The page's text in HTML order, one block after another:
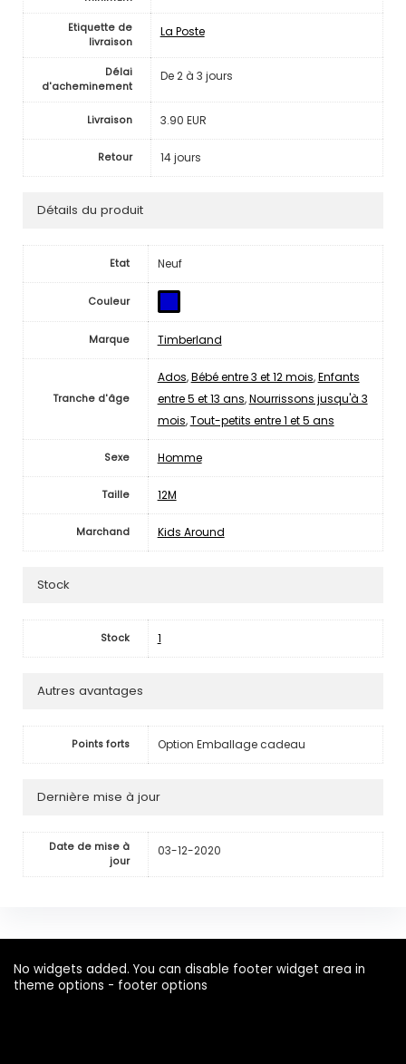
Etiquette de
livraison
La Poste
Délai
d'acheminement
De 2 à 3 jours
Livraison 3.90 EUR
Retour 14 jours
Détails du produit
Etat Neuf
Couleur
Marque Timberland
Tranche d'âge
Ados,Bébé entre 3 et 12 mois,Enfants
entre 5 et 13 ans,Nourrissons jusqu'à 3
mois,Tout-petits entre 1 et 5 ans
Sexe Homme
Taille 12M
Marchand Kids Around
Stock
Stock 1
Autres avantages
Points forts Option Emballage cadeau
Dernière mise à jour
Date de mise à
jour
03-12-2020
No widgets added. You can disable footer widget area in
theme options - footer options